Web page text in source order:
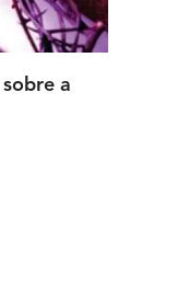
a